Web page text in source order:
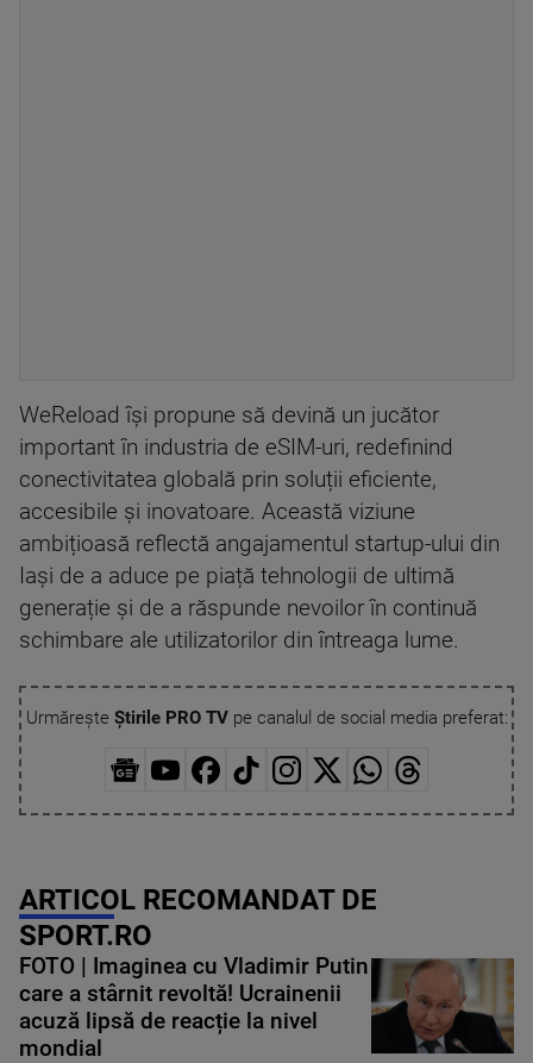
WeReload își propune să devină un jucător
important în industria de eSIM-uri, redefinind
conectivitatea globală prin soluții eficiente,
accesibile și inovatoare. Această viziune
ambițioasă reflectă angajamentul startup-ului din
Iași de a aduce pe piață tehnologii de ultimă
generație și de a răspunde nevoilor în continuă
schimbare ale utilizatorilor din întreaga lume.
Urmărește Știrile PRO TVpe canalul de social media preferat:
ARTICOL RECOMANDAT DE
SPORT.RO
FOTO | Imaginea cu Vladimir Putin
care a stârnit revoltă! Ucrainenii
acuză lipsă de reacție la nivel
mondial